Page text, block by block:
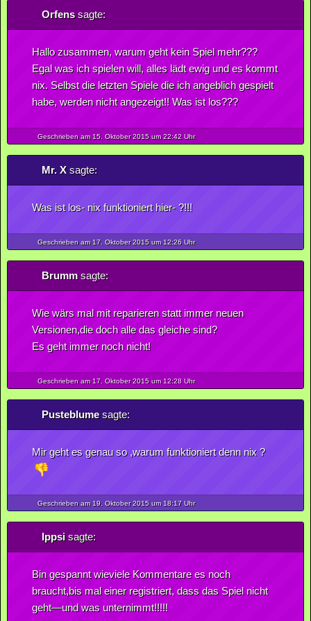
Orfenssagte:
Hallo zusammen, warum geht kein Spiel mehr???
Egal was ich spielen will, alles lädt ewig und es kommt
nix. Selbst die letzten Spiele die ich angeblich gespielt
habe, werden nicht angezeigt!! Was ist los???
Geschrieben am 15. Oktober2015um 22:42 Uhr
Mr. Xsagte:
Was ist los- nix funktioniert hier- ?!!!
Geschrieben am 17. Oktober2015um 12:26 Uhr
Brummsagte:
Wie wärs mal mit reparieren statt immer neuen
Versionen,die doch alle das gleiche sind?
Es geht immer noch nicht!
Geschrieben am 17. Oktober2015um 12:28 Uhr
Pusteblumesagte:
Mir geht es genau so ,warum funktioniert denn nix ?
Geschrieben am 19. Oktober2015um 18:17 Uhr
Ippsisagte:
Bin gespannt wieviele Kommentare es noch
braucht,bis mal einer registriert, dass das Spiel nicht
geht—und was unternimmt!!!!!